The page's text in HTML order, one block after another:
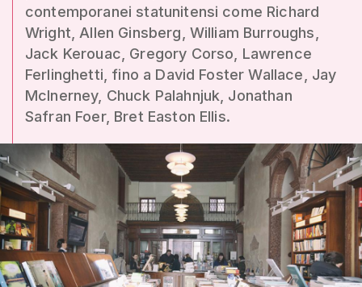
contemporanei statunitensi come Richard
Wright, Allen Ginsberg, William Burroughs,
Jack Kerouac, Gregory Corso, Lawrence
Ferlinghetti, fino a David Foster Wallace, Jay
McInerney, Chuck Palahnjuk, Jonathan
Safran Foer, Bret Easton Ellis.